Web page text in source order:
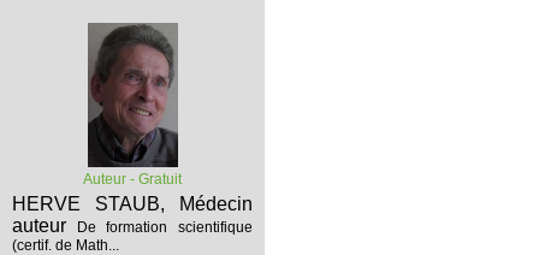
Auteur - Gratuit
HERVE STAUB, Médecin
auteur
De formation scientifique
(certif. de Math...